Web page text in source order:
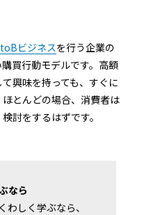
ビジネスを行う企業の
買行動モデルです。高額
興味を持っても、すぐに
とんどの場合、消費者は
討をするはずです。
なら
わしく学ぶなら、